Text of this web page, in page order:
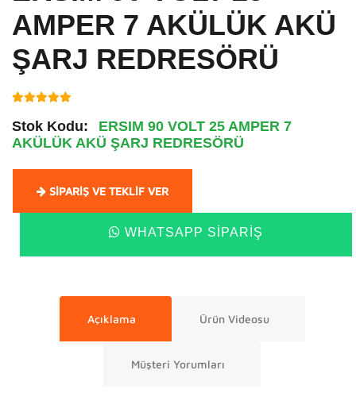
AMPER 7 AKÜLÜK AKÜ
ŞARJ REDRESÖRÜ
Stok Kodu:
ERSIM 90 VOLT 25 AMPER 7
AKÜLÜK AKÜ ŞARJ REDRESÖRÜ
SIPARIŞ VE TEKLIF VER
WHATSAPP SIPARIŞ
Açıklama Ürün Videosu
Müşteri Yorumları